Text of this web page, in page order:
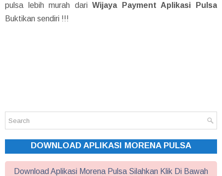
pulsa lebih murah dariWijaya Payment Aplikasi Pulsa
Buktikan sendiri !!!
DOWNLOAD APLIKASI MORENA PULSA
Download Aplikasi Morena Pulsa Silahkan Klik Di Bawah